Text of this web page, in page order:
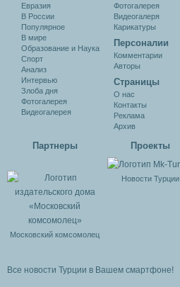
Евразия
В России
Популярное
В мире
Образование и Наука
Спорт
Анализ
Интервью
Злоба дня
Фотогалерея
Видеогалерея
Фотогалерея
Видеогалеря
Карикатуры
Персоналии
Комментарии
Авторы
Cтраницы
О нас
Контакты
Реклама
Архив
Партнеры
Московский комсомолец
Проекты
Новости Турции
Все новости Турции в Вашем смартфоне!